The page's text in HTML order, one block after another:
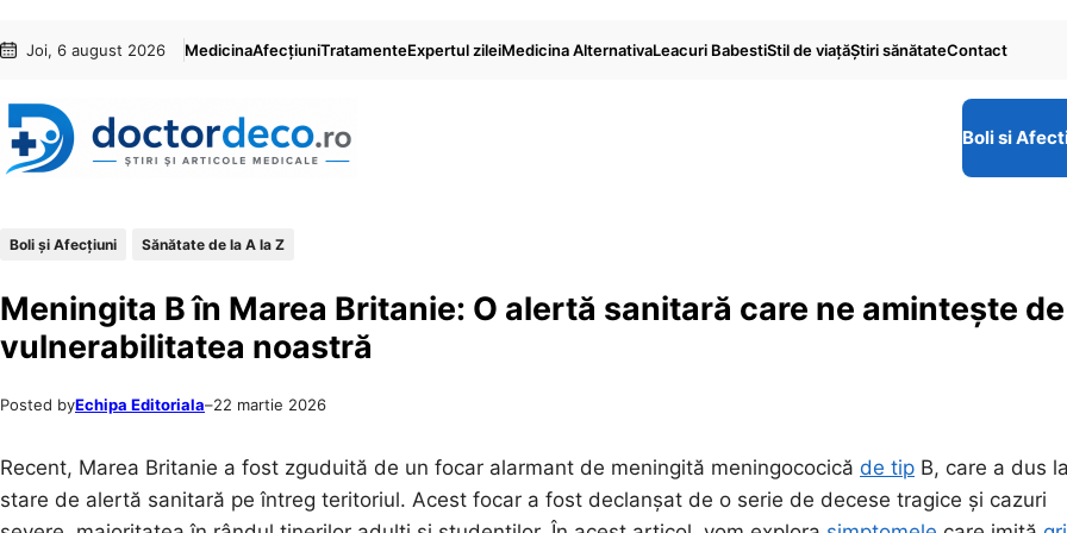
conținut
content
Joi, 6 august 2026 MedicinaAfecțiuniTratamenteExpertul zileiMedicina AlternativaLeacuri BabestiStil de viaţăŞtiri sănătateContact
Boli si
Boli și Afecțiuni Sănătate de la A la Z
Meningita B în Marea Britanie: O alertă sanitară care ne amintește de
vulnerabilitatea noastră
Posted byEchipa Editoriala–22 martie 2026
Recent, Marea Britanie a fost zguduită de un focar alarmant de meningită meningococică de tip B, care a dus
stare de alertă sanitară pe întreg teritoriul. Acest focar a fost declanșat de o serie de decese tragice și cazuri